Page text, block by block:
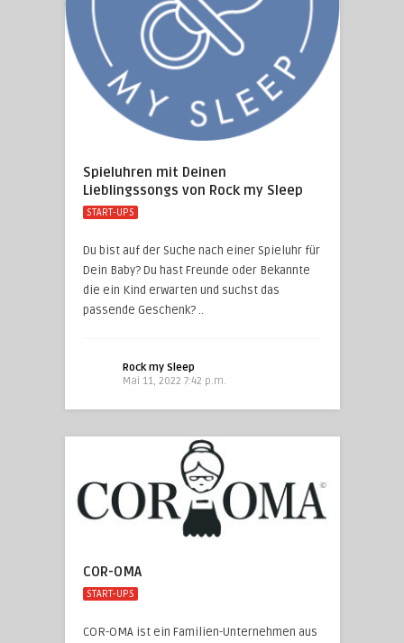
Spieluhren mit Deinen
Lieblingssongs von Rock my Sleep
START-UPS
Du bist auf der Suche nach einer Spieluhr für
Dein Baby? Du hast Freunde oder Bekannte
die ein Kind erwarten und suchst das
passende Geschenk? ..
Rock my Sleep
Mai 11, 2022 7:42 p.m.
COR-OMA
START-UPS
COR-OMA ist ein Familien-Unternehmen aus